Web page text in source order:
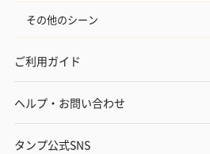
その他のシーン
ご利用ガイド
ヘルプ・お問い合わせ
タンプ公式SNS